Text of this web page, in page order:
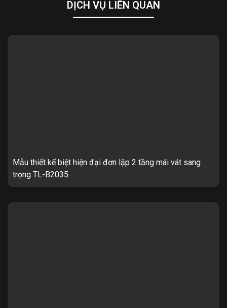
DỊCH VỤ LIÊN QUAN
Mẫu thiết kế biệt hiện đại đơn lập 2 tầng mái vát sang
trọng TL-B2035